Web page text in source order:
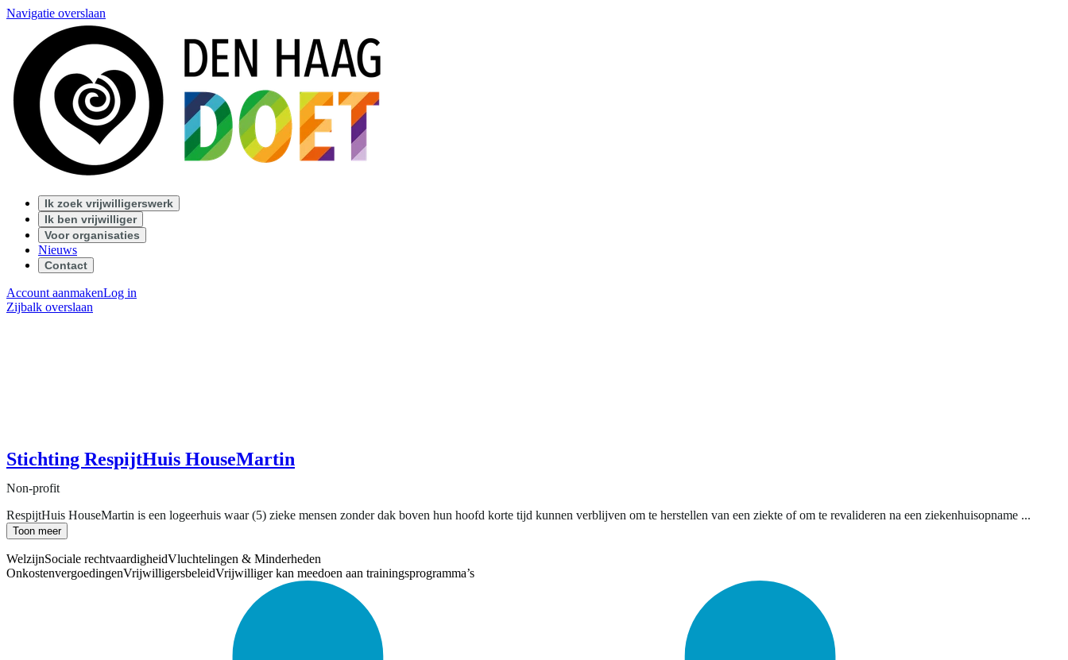
Navigatie overslaan
Ik zoek vrijwilligerswerk
Ik ben vrijwilliger
Voor organisaties
Nieuws
Contact
Account aanmakenLog in
Zijbalk overslaan
Stichting RespijtHuis HouseMartin
Non-profit
RespijtHuis HouseMartin is een logeerhuis waar (5) zieke mensen zonder dak boven hun hoofd korte tijd kunnen verblijven om te herstellen van een ziekte of om te revalideren na een ziekenhuisopname ...
Toon meer
WelzijnSociale rechtvaardigheidVluchtelingen & Minderheden
OnkostenvergoedingenVrijwilligersbeleidVrijwilliger kan meedoen aan trainingsprogramma’s